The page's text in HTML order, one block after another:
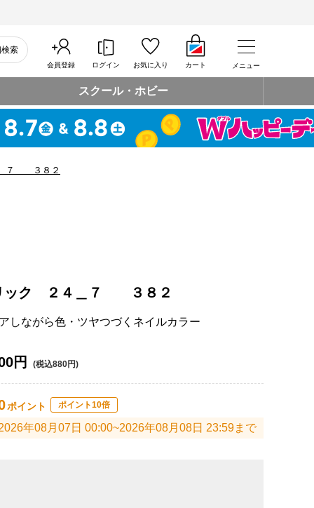
索
会員登録 ログイン お気に入り カート メニュー
スクール・ホビー
７ ３８２
ック ２４＿７ ３８２
しながら色・ツヤつづくネイルカラー
円 (税込880円)
ポイント ポイント10倍
年08月07日 00:00~2026年08月08日 23:59まで